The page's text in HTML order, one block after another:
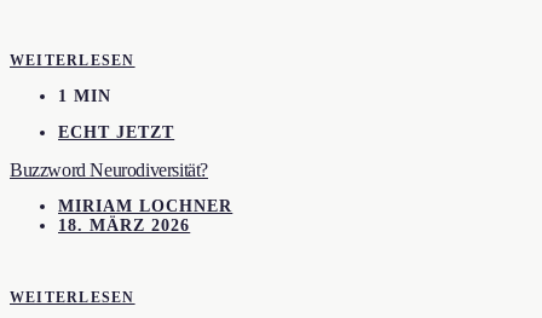
WEITERLESEN
1 MIN
ECHT JETZT
Buzzword Neurodiversität?
MIRIAM LOCHNER
18. MÄRZ 2026
WEITERLESEN